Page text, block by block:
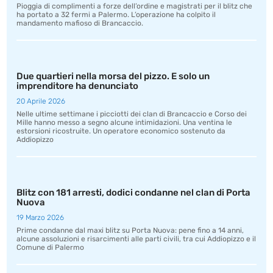
Pioggia di complimenti a forze dell’ordine e magistrati per il blitz che
ha portato a 32 fermi a Palermo. L’operazione ha colpito il
mandamento mafioso di Brancaccio.
Due quartieri nella morsa del pizzo. E solo un
imprenditore ha denunciato
20 Aprile 2026
Nelle ultime settimane i picciotti dei clan di Brancaccio e Corso dei
Mille hanno messo a segno alcune intimidazioni. Una ventina le
estorsioni ricostruite. Un operatore economico sostenuto da
Addiopizzo
Blitz con 181 arresti, dodici condanne nel clan di Porta
Nuova
19 Marzo 2026
Prime condanne dal maxi blitz su Porta Nuova: pene fino a 14 anni,
alcune assoluzioni e risarcimenti alle parti civili, tra cui Addiopizzo e il
Comune di Palermo